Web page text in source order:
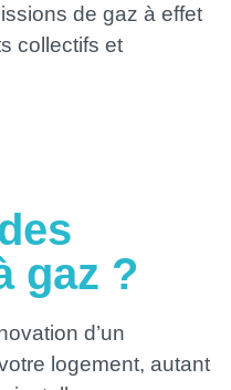
de gaz à effet
collectifs et
gaz ?
d’un
logement, autant